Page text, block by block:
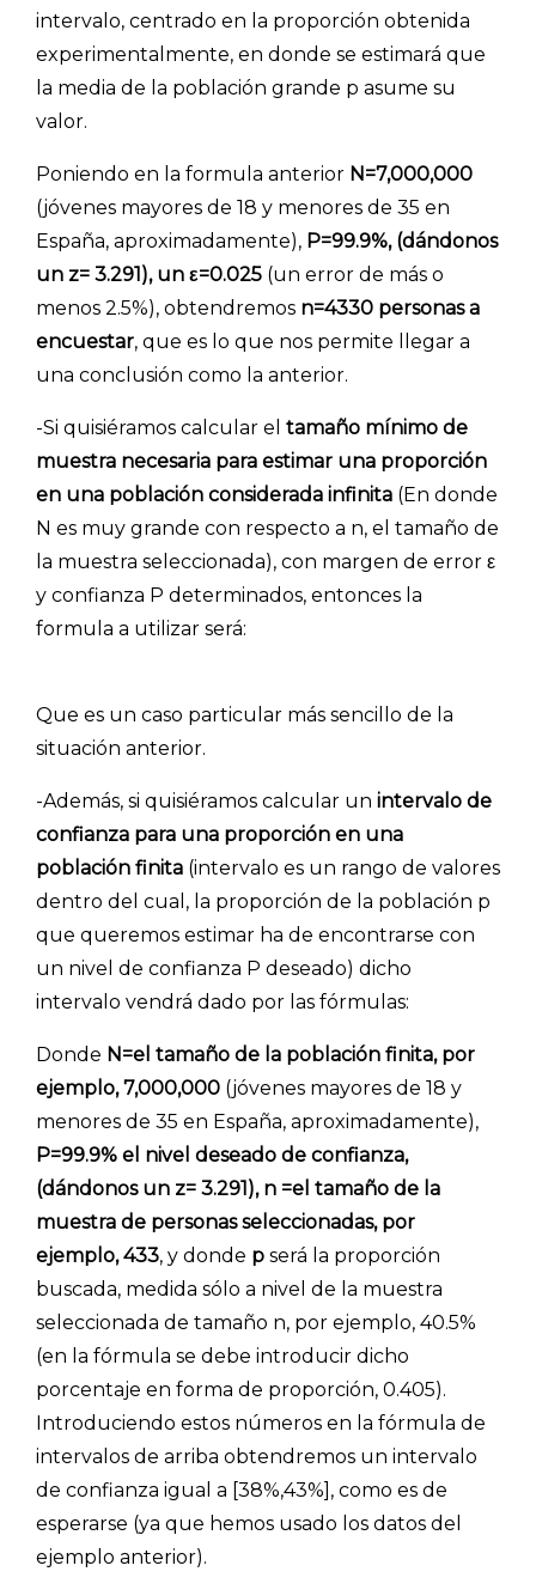
intervalo, centrado en la proporción obtenida
experimentalmente, en donde se estimará que
la media de la población grande p asume su
valor.
Poniendo en la formula anterior N=7,000,000
(jóvenes mayores de 18 y menores de 35 en
España, aproximadamente), P=99.9%, (dándonos
un z= 3.291), un ε=0.025 (un error de más o
menos 2.5%), obtendremos n=4330 personas a
encuestar, que es lo que nos permite llegar a
una conclusión como la anterior.
-Si quisiéramos calcular el tamaño mínimo de
muestra necesaria para estimar una proporción
en una población considerada infinita (En donde
N es muy grande con respecto a n, el tamaño de
la muestra seleccionada), con margen de error ε
y confianza P determinados, entonces la
formula a utilizar será:
Que es un caso particular más sencillo de la
situación anterior.
-Además, si quisiéramos calcular un intervalo de
confianza para una proporción en una
población finita (intervalo es un rango de valores
dentro del cual, la proporción de la población p
que queremos estimar ha de encontrarse con
un nivel de confianza P deseado) dicho
intervalo vendrá dado por las fórmulas:
Donde N=el tamaño de la población finita, por
ejemplo, 7,000,000 (jóvenes mayores de 18 y
menores de 35 en España, aproximadamente),
P=99.9% el nivel deseado de confianza,
(dándonos un z= 3.291), n =el tamaño de la
muestra de personas seleccionadas, por
ejemplo, 433, y donde p será la proporción
buscada, medida sólo a nivel de la muestra
seleccionada de tamaño n, por ejemplo, 40.5%
(en la fórmula se debe introducir dicho
porcentaje en forma de proporción, 0.405).
Introduciendo estos números en la fórmula de
intervalos de arriba obtendremos un intervalo
de confianza igual a [38%,43%], como es de
esperarse (ya que hemos usado los datos del
ejemplo anterior).